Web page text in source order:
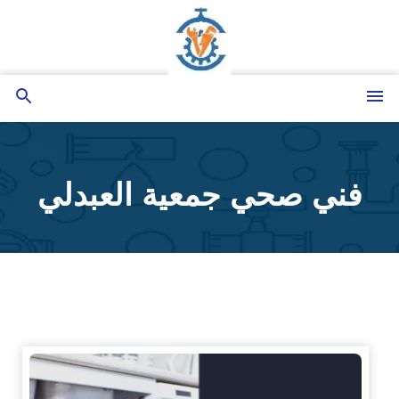
المحتوى
فني صحي جمعية العبدلي